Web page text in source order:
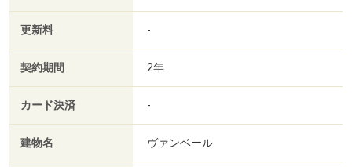
更新料 -
契約期間 2年
カード決済 -
建物名 ヴァンベール